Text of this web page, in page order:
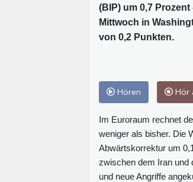
(BIP) um 0,7
Mittwoch in
von 0,2 Punkten.
Hören Hör
Im Euroraum rechnet
weniger als bisher. Die
Abwärtskorrektur um
zwischen dem Iran und
und neue Angriffe